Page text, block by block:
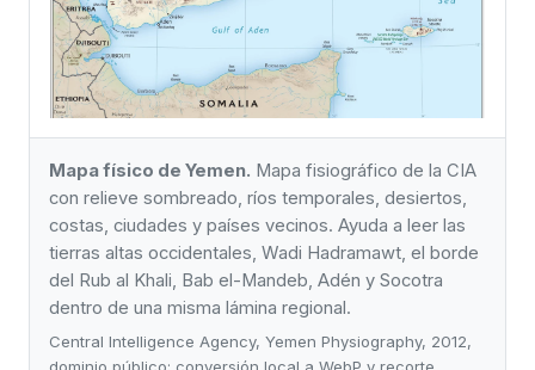
Mapa físico de Yemen. Mapa fisiográfico de la CIA
con relieve sombreado, ríos temporales, desiertos,
costas, ciudades y países vecinos. Ayuda a leer las
tierras altas occidentales, Wadi Hadramawt, el borde
del Rub al Khali, Bab el-Mandeb, Adén y Socotra
dentro de una misma lámina regional.
Central Intelligence Agency, Yemen Physiography, 2012,
dominio público; conversión local a WebP y recorte